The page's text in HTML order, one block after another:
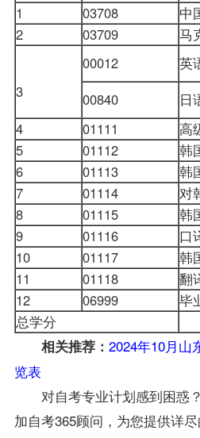
1
03708
中
2
03709 马
3
00012
英
00840
日
4
01111
高
5
01112
韩
6
01113
韩
7
01114
对
8
01115
韩
9
01116
口
10
01117
韩
11
01118
翻
12
06999
毕
总学分
相关推荐： 2024年10月山
览表
对自考专业计划感到困惑
加自考365顾问，为您提供详